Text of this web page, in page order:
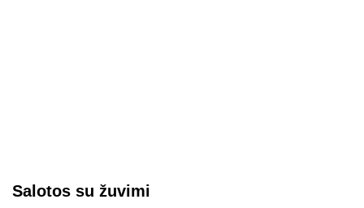
Salotos su žuvimi